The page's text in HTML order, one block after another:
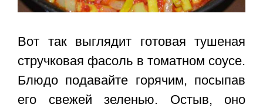
Вот так выглядит готовая тушеная
стручковая фасоль в томатном соусе.
Блюдо подавайте горячим, посыпав
его свежей зеленью. Остыв, оно